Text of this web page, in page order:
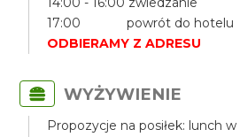
17:00 powrót do hotelu
ODBIERAMY Z ADRESU
WYŻYWIENIE
Propozycje na posiłek: lunch